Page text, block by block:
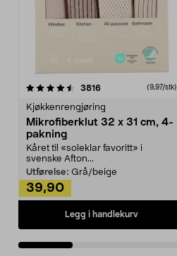
3816anmeldelser(9,97/stk)
Kjøkkenrengjøring
Mikrofiberklut 32 x 31 cm, 4-
pakning
Kåret til «soleklar favoritt» i
svenske Afton...
Utførelse: Grå/beige
39,90
Legg i handlekurv
4.5av 5 stjerner